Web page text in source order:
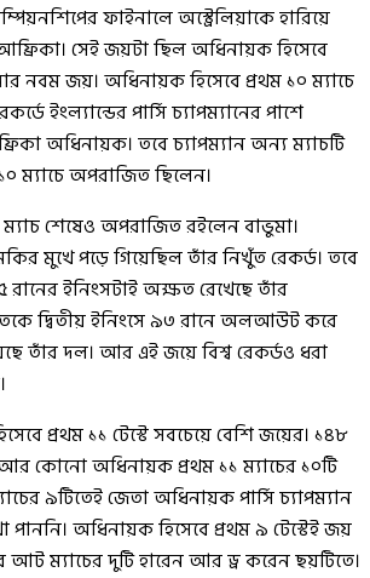
ফাইনালে অস্ট্রেলিয়াকে হারিয়ে
সেই জয়টা ছিল অধিনায়ক হিসেবে
নবম জয়। অধিনায়ক হিসেবে প্রথম ১০ ম্যাচে
ইংল্যান্ডের পার্সি চ্যাপম্যানের পাশে
অধিনায়ক। তবে চ্যাপম্যান অন্য ম্যাচটি
ম্যাচে অপরাজিত ছিলেন।
শেষেও অপরাজিত রইলেন বাভুমা।
মুখে পড়ে গিয়েছিল তাঁর নিখুঁত রেকর্ড। তবে
রানের ইনিংসটাই অক্ষত রেখেছে তাঁর
দ্বিতীয় ইনিংসে ৯৩ রানে অলআউট করে
তাঁর দল। আর এই জয়ে বিশ্ব রেকর্ডও ধরা
প্রথম ১১ টেস্টে সবচেয়ে বেশি জয়ের। ১৪৮
আর কোনো অধিনায়ক প্রথম ১১ ম্যাচের ১০টি
৯টিতেই জেতা অধিনায়ক পার্সি চ্যাপম্যান
অধিনায়ক হিসেবে প্রথম ৯ টেস্টেই জয়
আট ম্যাচের দুটি হারেন আর ড্র করেন ছয়টিতে।